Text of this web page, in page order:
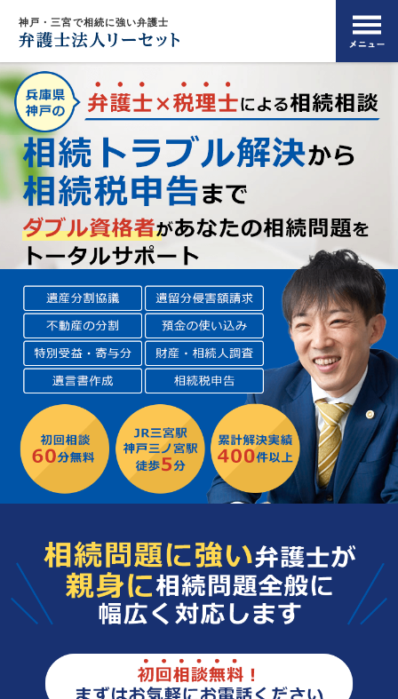
神戸・三宮で相続に強い弁護士